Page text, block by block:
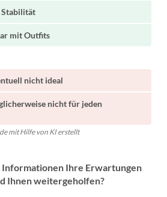
Stabilität
mit Outfits
nicht ideal
nicht für jeden
mit Hilfe von KI erstellt
Informationen Ihre Erwartungen
Ihnen weitergeholfen?